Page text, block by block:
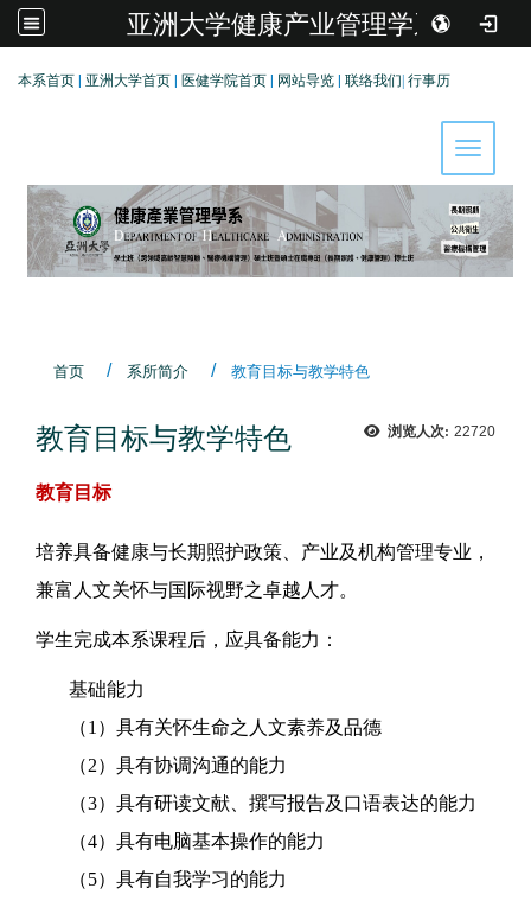
亚洲大学健康产业管理学系
本系首页 亚洲大学首页 医健学院首页 网站导览 联络我们 行事历
Toggle
首页 系所简介 教育目标与教学特色
浏览人次: 22720
教育目标与教学特色
教育目标
培养具备健康与长期照护政策、产业及机构管理专业，
兼富人文关怀与国际视野之卓越人才。
学生完成本系课程后，应具备能力：
基础能力
（1）具有关怀生命之人文素养及品德
（2）具有协调沟通的能力
（3）具有研读文献、撰写报告及口语表达的能力
（4）具有电脑基本操作的能力
（5）具有自我学习的能力